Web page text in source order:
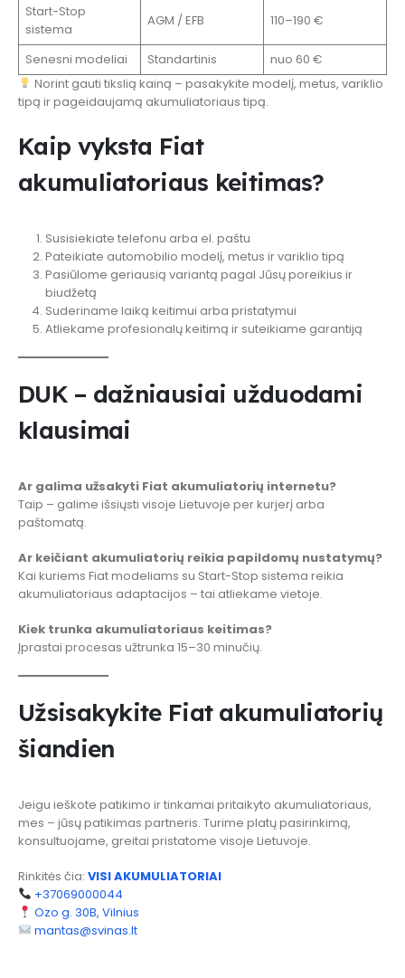
Start-Stop
sistema
AGM / EFB 110–190 €
Senesni modeliai Standartinis
nuo 60 €
Norint gauti tikslią kainą – pasakykite modelį, metus, variklio
tipą ir pageidaujamą akumuliatoriaus tipą.
Kaip vyksta Fiat
akumuliatoriaus keitimas?
Susisiekiate telefonu arba el. paštu
Pateikiate automobilio modelį, metus ir variklio tipą
Pasiūlome geriausią variantą pagal Jūsų poreikius ir
biudžetą
Suderiname laiką keitimui arba pristatymui
Atliekame profesionalų keitimą ir suteikiame garantiją
DUK – dažniausiai užduodami
klausimai
Ar galima užsakyti Fiat akumuliatorių internetu?
Taip – galime išsiųsti visoje Lietuvoje per kurjerį arba
paštomatą.
Ar keičiant akumuliatorių reikia papildomų nustatymų?
Kai kuriems Fiat modeliams su Start-Stop sistema reikia
akumuliatoriaus adaptacijos – tai atliekame vietoje.
Kiek trunka akumuliatoriaus keitimas?
Įprastai procesas užtrunka 15–30 minučių.
Užsisakykite Fiat akumuliatorių
šiandien
Jeigu ieškote patikimo ir tinkamai pritaikyto akumuliatoriaus,
mes – jūsų patikimas partneris. Turime platų pasirinkimą,
konsultuojame, greitai pristatome visoje Lietuvoje.
Rinkitės čia: VISI AKUMULIATORIAI
+37069000044
Ozo g. 30B, Vilnius
mantas@svinas.lt